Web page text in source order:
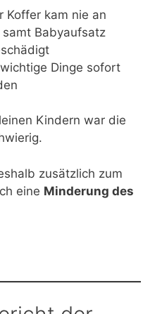
Koffer kam nie an
Babyaufsatz
Dinge sofort
Kindern war die
zusätzlich zum
eine Minderung des